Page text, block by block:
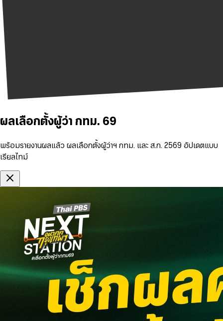
ผลเลือกตั้งผู้ว่า กทม. 69
พร้อมรายงานผลแล้ว ผลเลือกตั้งผู้ว่าฯ กทม. และ ส.ก. 2569 อัปเดตแบบ
เรียลไทม์